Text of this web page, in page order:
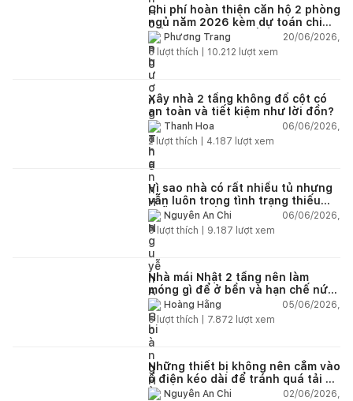
Chi phí hoàn thiện căn hộ 2 phòng
ngủ năm 2026 kèm dự toán chi
tiết và ví dụ thực tế
Phương Trang
20/06/2026,
5 lượt thích | 10.212 lượt xem
Xây nhà 2 tầng không đổ cột có
an toàn và tiết kiệm như lời đồn?
Thanh Hoa
06/06/2026,
2lượt thích | 4.187 lượt xem
Vì sao nhà có rất nhiều tủ nhưng
vẫn luôn trong tình trạng thiếu
chỗ chứa đồ?
Nguyễn An Chi
06/06/2026,
5lượt thích | 9.187 lượt xem
Nhà mái Nhật 2 tầng nên làm
móng gì để ở bền và hạn chế nứt
lún?Hoàng Hằng
05/06/2026,
5lượt thích | 7.872 lượt xem
Những thiết bị không nên cắm vào
ổ điện kéo dài để tránh quá tải và
chập cháy trong nhà
Nguyễn An Chi
02/06/2026,